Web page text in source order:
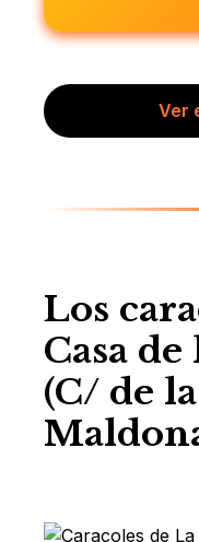
Ver
Los
Casa de
(C/ de